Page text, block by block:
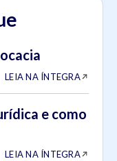
LEIA NA ÍNTEGRA
e como
LEIA NA ÍNTEGRA